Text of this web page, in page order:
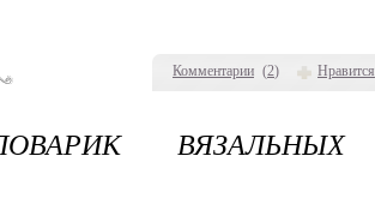
Комментарии (2) Нравится
ВЯЗАЛЬНЫХ